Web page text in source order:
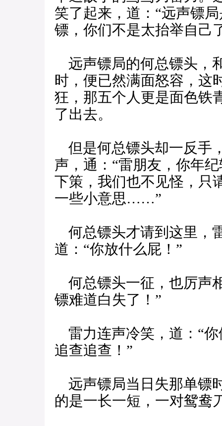
笑了起来，道：“远声镖
镖，你们不是太抬举自己
远声镖局的何总镖头，
时，便已然满面怒容，这
狂，那五个人更是面色铁
了出去。
但是何总镖头却一反手
声，通：“雷朋友，你年
下策，我们也不见怪，只
一些小意思……”
何总镖头才请到这里，
道：“你放什么屁！”
何总镖头一征，也厉声
镖难道白失了！”
雷力连声冷笑，道：“
追查追查！”
远声镖局当日失那单镖
的是一长一短，一对鸳鸯